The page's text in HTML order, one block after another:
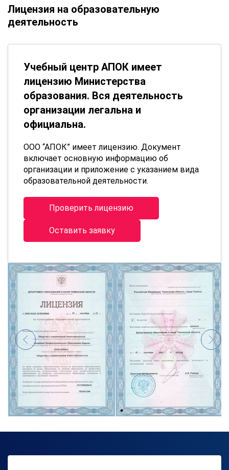
Лицензия на образовательную
деятельность
Учебный центр АПОК имеет
лицензию Министерства
образования. Вся деятельность
организации легальна и
официальна.
ООО “АПОК” имеет лицензию. Документ
включает основную информацию об
организации и приложение с указанием вида
образовательной деятельности.
Проверить лицензию
Оставить заявку